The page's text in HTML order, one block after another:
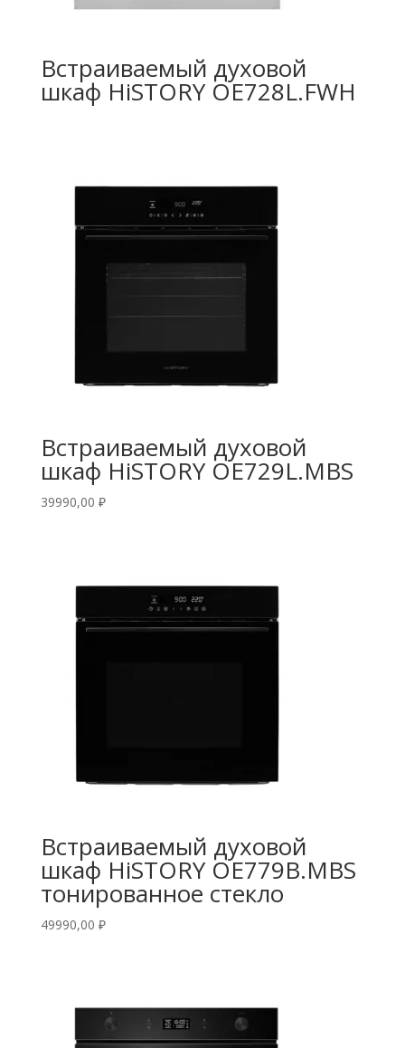
Встраиваемый духовой
шкаф HiSTORY OE728L.FWH
Встраиваемый духовой
шкаф HiSTORY OE729L.MBS
39990,00 ₽
Встраиваемый духовой
шкаф HiSTORY OE779B.MBS
тонированное стекло
49990,00 ₽